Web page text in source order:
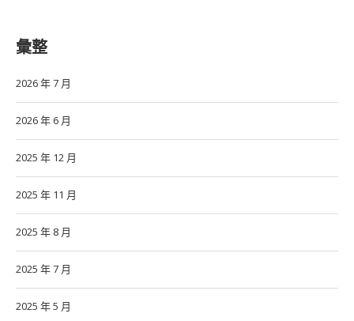
彙整
2026 年 7 月
2026 年 6 月
2025 年 12 月
2025 年 11 月
2025 年 8 月
2025 年 7 月
2025 年 5 月